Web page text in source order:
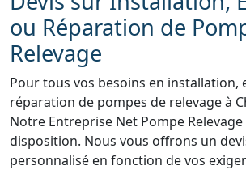
ou Réparation de
Relevage
Pour tous vos besoins en installation,
réparation de pompes de relevage à
Notre Entreprise Net Pompe
disposition. Nous vous offrons un
personnalisé en fonction de vos